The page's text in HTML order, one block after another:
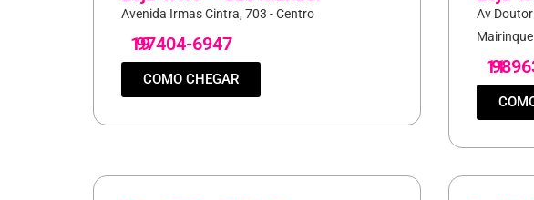
Avenida Irmas Cintra, 703 - Centro
19
97404-6947
COMO CHEGAR
Av
Mairinque
11